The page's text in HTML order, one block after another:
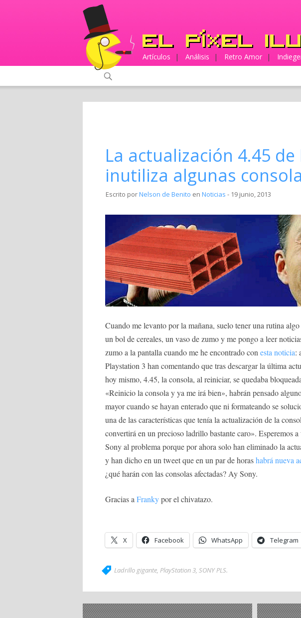
Artículos | Análisis | Retro Amor |
La actualización 4.45
inutiliza algunas
Escrito porNelson de Benito en Noticias - 19 junio, 2013
Cuando me levanto por la mañana, suelo tener una rutina
un bol de cereales, un vaso de zumo y me pongo a leer
zumo a la pantalla cuando me he encontrado conesta noticia:
Playstation 3 han comentando que tras descargar la última
hoy mismo, 4.45, la consola, al reiniciar, se quedaba
«Reinicio la consola y ya me irá bien», habrán pensado
mayor cuando se hayan enterado que ni formateando se
una de las características que tenía la actualización de la
convertirá en un precioso ladrillo bastante caro». Esperemos a
Sony al problema porque por ahora solo han eliminado la
y han dicho en un tweet que en un par de horashabrá nueva
¿qué harán con las consolas afectadas? Ay Sony.
Gracias aFrankypor el chivatazo.
X Facebook WhatsApp Telegram
Ladrillo gigante, PlayStation 3, SONY PLS.